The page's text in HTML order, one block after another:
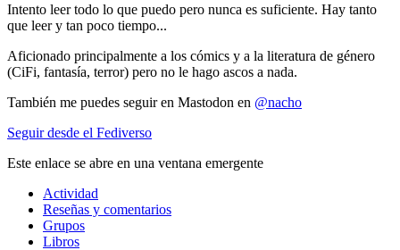
Intento leer todo lo que puedo pero nunca es suficiente. Hay tanto
que leer y tan poco tiempo...
Aficionado principalmente a los cómics y a la literatura de género
(CiFi, fantasía, terror) pero no le hago ascos a nada.
También me puedes seguir en Mastodon en @nacho
Seguir desde el Fediverso
Este enlace se abre en una ventana emergente
Actividad
Reseñas y comentarios
Grupos
Libros